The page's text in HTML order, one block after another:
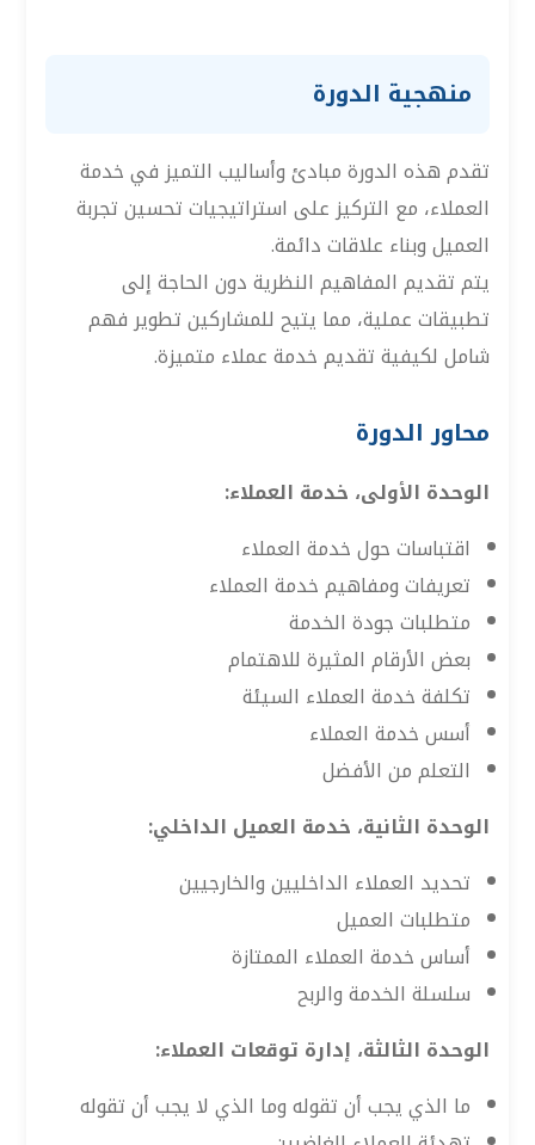
منهجية الدورة
تقدم هذه الدورة مبادئ وأساليب التميز في خدمة
العملاء، مع التركيز على استراتيجيات تحسين تجربة
العميل وبناء علاقات دائمة.
يتم تقديم المفاهيم النظرية دون الحاجة إلى
تطبيقات عملية، مما يتيح للمشاركين تطوير فهم
شامل لكيفية تقديم خدمة عملاء متميزة.
محاور الدورة
الوحدة الأولى، خدمة العملاء:
اقتباسات حول خدمة العملاء
تعريفات ومفاهيم خدمة العملاء
متطلبات جودة الخدمة
بعض الأرقام المثيرة للاهتمام
تكلفة خدمة العملاء السيئة
أسس خدمة العملاء
التعلم من الأفضل
الوحدة الثانية، خدمة العميل الداخلي:
تحديد العملاء الداخليين والخارجيين
متطلبات العميل
أساس خدمة العملاء الممتازة
سلسلة الخدمة والربح
الوحدة الثالثة، إدارة توقعات العملاء:
ما الذي يجب أن تقوله وما الذي لا يجب أن تقوله